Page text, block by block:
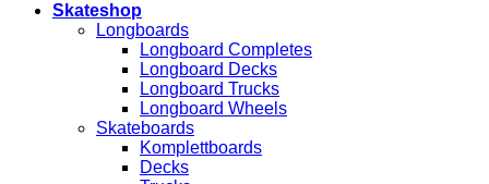
Skateshop
Longboards
Longboard Completes
Longboard Decks
Longboard Trucks
Longboard Wheels
Skateboards
Komplettboards
Decks